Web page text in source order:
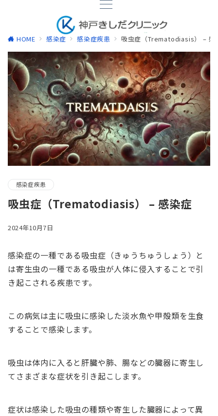
HOME 感染症 感染症疾患 吸虫症（Trematodiasis） – 感
感染症疾患
吸虫症（Trematodiasis） – 感染症
2024年10月7日
感染症の一種である吸虫症（きゅうちゅうしょう）と
は寄生虫の一種である吸虫が人体に侵入することで引
き起こされる疾患です。
この病気は主に吸虫に感染した淡水魚や甲殻類を生食
することで感染します。
吸虫は体内に入ると肝臓や肺、腸などの臓器に寄生し
てさまざまな症状を引き起こします。
症状は感染した吸虫の種類や寄生した臓器によって異